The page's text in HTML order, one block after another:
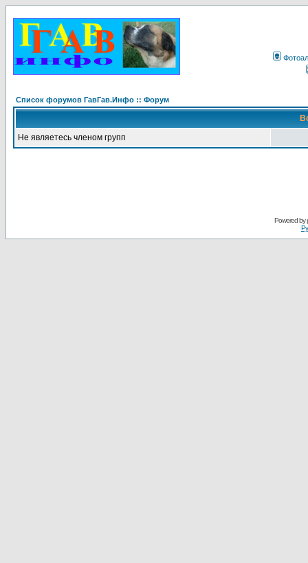
Список форумов ГавГав.Инфо :: Форум
Не являетесь членом групп
Powered by